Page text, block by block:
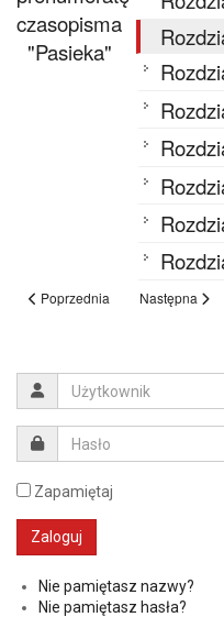
czasopisma
"Pasieka"
Poprzednia Następna
Zapamiętaj
Nie pamiętasz nazwy?
Nie pamiętasz hasła?